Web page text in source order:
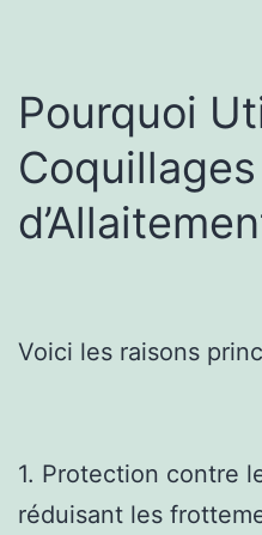
Pourquoi
Coquillages
Voici les raisons
1. Protection contre
réduisant les